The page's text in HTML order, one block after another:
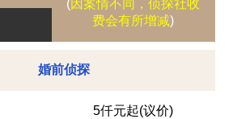
(因案情不同，侦探社收
费会有所增减)
婚前侦探
5仟元起(议价)